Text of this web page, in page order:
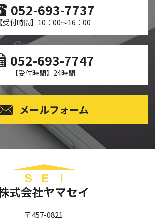
052-693-7737
【受付時間】10：00～16：00
052-693-7747
【受付時間】24時間
メールフォーム
〒457-0821